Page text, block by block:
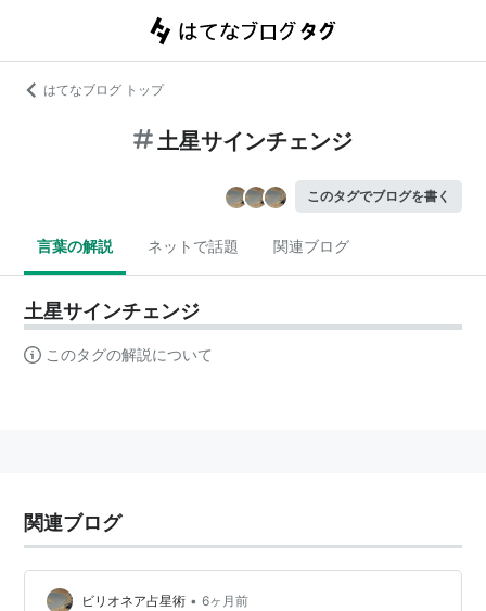
はてなブログ トップ
土星サインチェンジ
このタグでブログを書く
言葉の解説 ネットで話題 関連ブログ
土星サインチェンジ
このタグの解説について
関連ブログ
ビリオネア占星術 • 6ヶ月前